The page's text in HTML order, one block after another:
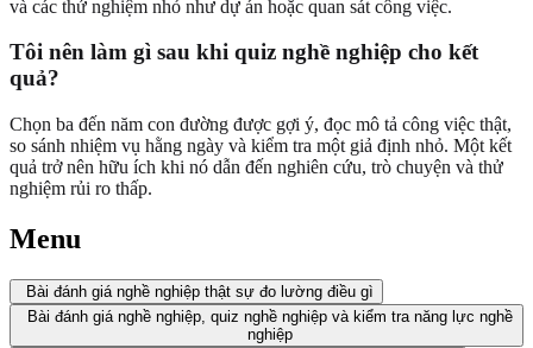
và các thử nghiệm nhỏ như dự án hoặc quan sát công việc.
Tôi nên làm gì sau khi quiz nghề nghiệp cho kết
quả?
Chọn ba đến năm con đường được gợi ý, đọc mô tả công việc thật,
so sánh nhiệm vụ hằng ngày và kiểm tra một giả định nhỏ. Một kết
quả trở nên hữu ích khi nó dẫn đến nghiên cứu, trò chuyện và thử
nghiệm rủi ro thấp.
Menu
Bài đánh giá nghề nghiệp thật sự đo lường điều gì
Bài đánh giá nghề nghiệp, quiz nghề nghiệp và kiểm tra năng lực nghề
nghiệp